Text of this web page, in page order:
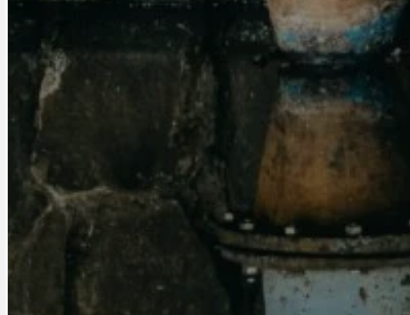
PRAHA UDRŽITELNÁ
OBČANSKÁ SPOLEČNOST
DEZINFORMACE
CYKLOVÝLETY
POZVÁNKY
DALŠÍ
BÁSNĚ. FEJETONY. SATIRA KLÁNOVICKÁ SPOJKA